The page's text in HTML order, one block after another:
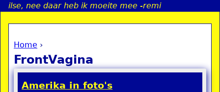
Jump to navigation
ilse, nee daar heb ik moeite mee -remi
You are here
Home ›
FrontVagina
Amerika in foto's